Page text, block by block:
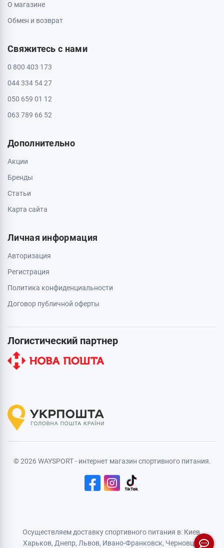
О магазине
Обмен и возврат
Свяжитесь с нами
0 800 403 173
044 334 54 27
050 659 01 12
063 789 66 52
Дополнительно
Акции
Бренды
Статьи
Карта сайта
Личная информация
Авторизация
Регистрация
Политика конфиденциальности
Договор публичной оферты
Логистический партнер
© 2026 WAYSPORT - интернет магазин спортивного питания.
Осуществляем доставку спортивного питания в: Киев,
Харьков, Днепр, Львов, Ивано-Франковск, Черновцы,